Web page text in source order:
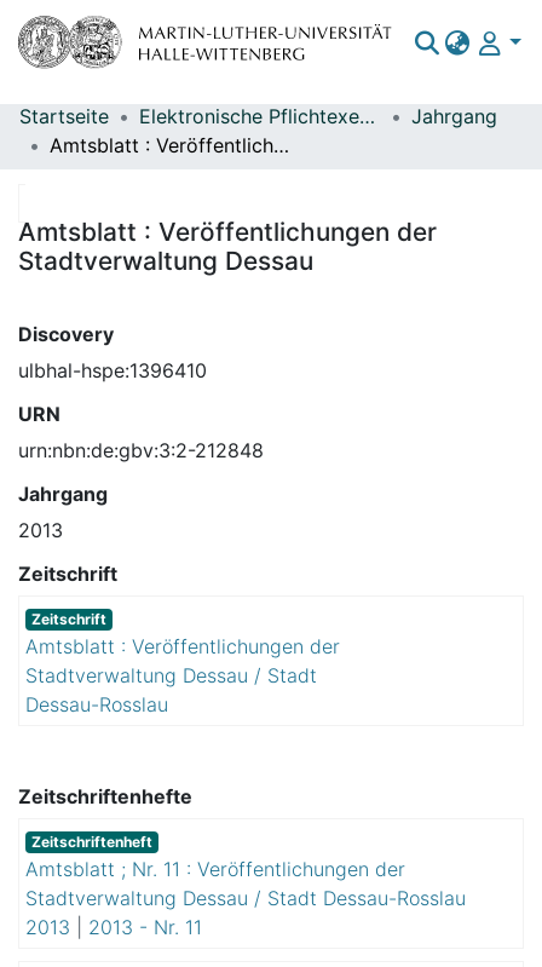
Bereiche & Sammlungen
Statistiken
Startseite Elektronische Pflichtexemplare
Jahrgang
Amtsblatt : Veröffentlichungen der Stadtverwaltung Dessau
Amtsblatt : Veröffentlichungen der
Stadtverwaltung Dessau
Discovery
ulbhal-hspe:1396410
URN
urn:nbn:de:gbv:3:2-212848
Jahrgang
2013
Zeitschrift
Zeitschrift
Amtsblatt : Veröffentlichungen der
Stadtverwaltung Dessau / Stadt
Dessau-Rosslau
Zeitschriftenhefte
Zeitschriftenheft
Amtsblatt ; Nr. 11 : Veröffentlichungen der
Stadtverwaltung Dessau / Stadt Dessau-Rosslau
2013
2013 - Nr. 11